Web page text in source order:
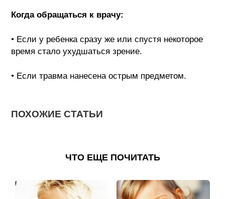
Когда обращаться к врачу:
• Если у ребенка сразу же или спустя некоторое
время стало ухудшаться зрение.
• Если травма нанесена острым предметом.
ПОХОЖИЕ СТАТЬИ
ЧТО ЕЩЕ ПОЧИТАТЬ